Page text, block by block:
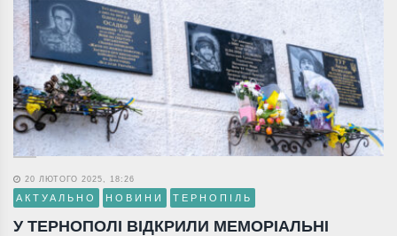
20 ЛЮТОГО 2025, 18:26
АКТУАЛЬНО НОВИНИ ТЕРНОПІЛЬ
У ТЕРНОПОЛІ ВІДКРИЛИ МЕМОРІАЛЬНІ